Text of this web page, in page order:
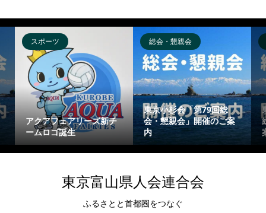
リーズ新チ
東京小杉会「第79回総
会・懇親会」開催のご案
内
総会・懇親会
東京上市郷友会「
総会・懇親会」開
案内
東京富山県人会連合会
ふるさとと首都圏をつなぐ